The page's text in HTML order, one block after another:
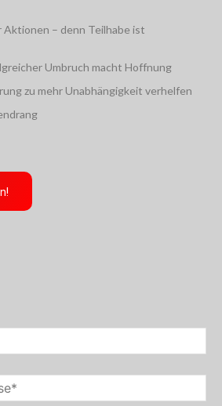
Aktionen – denn Teilhabe ist
Umbruch macht Hoffnung
zu mehr Unabhängigkeit verhelfen